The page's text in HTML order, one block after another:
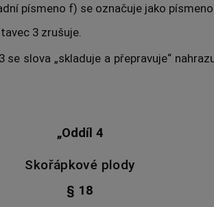
písmeno f) se označuje jako písmeno
3 zrušuje.
se slova „skladuje a přepravuje“
„Oddíl 4
Skořápkové plody
§ 18